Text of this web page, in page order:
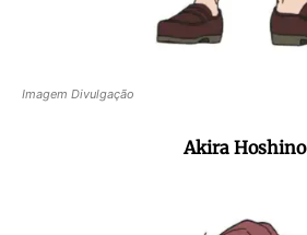
Imagem Divulgação
Akira Hoshino